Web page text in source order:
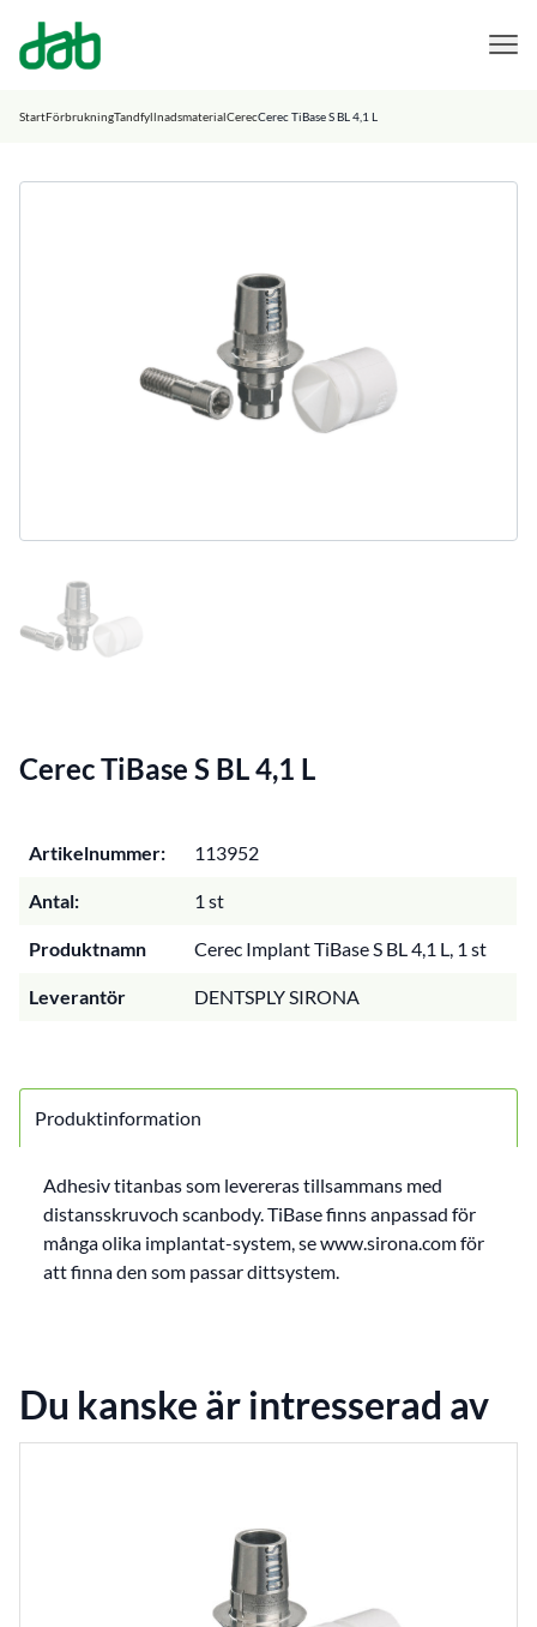
DAB Dental
StartFörbrukningTandfyllnadsmaterialCerecCerec TiBase S BL 4,1 L
Cerec TiBase S BL 4,1 L
Artikelnummer: 113952
Antal: 1 st
Produktnamn Cerec Implant TiBase S BL 4,1 L, 1 st
Leverantör DENTSPLY SIRONA
Produktinformation
Adhesiv titanbas som levereras tillsammans med
distansskruvoch scanbody. TiBase finns anpassad för
många olika implantat-system, se www.sirona.com för
att finna den som passar dittsystem.
Du kanske är intresserad av